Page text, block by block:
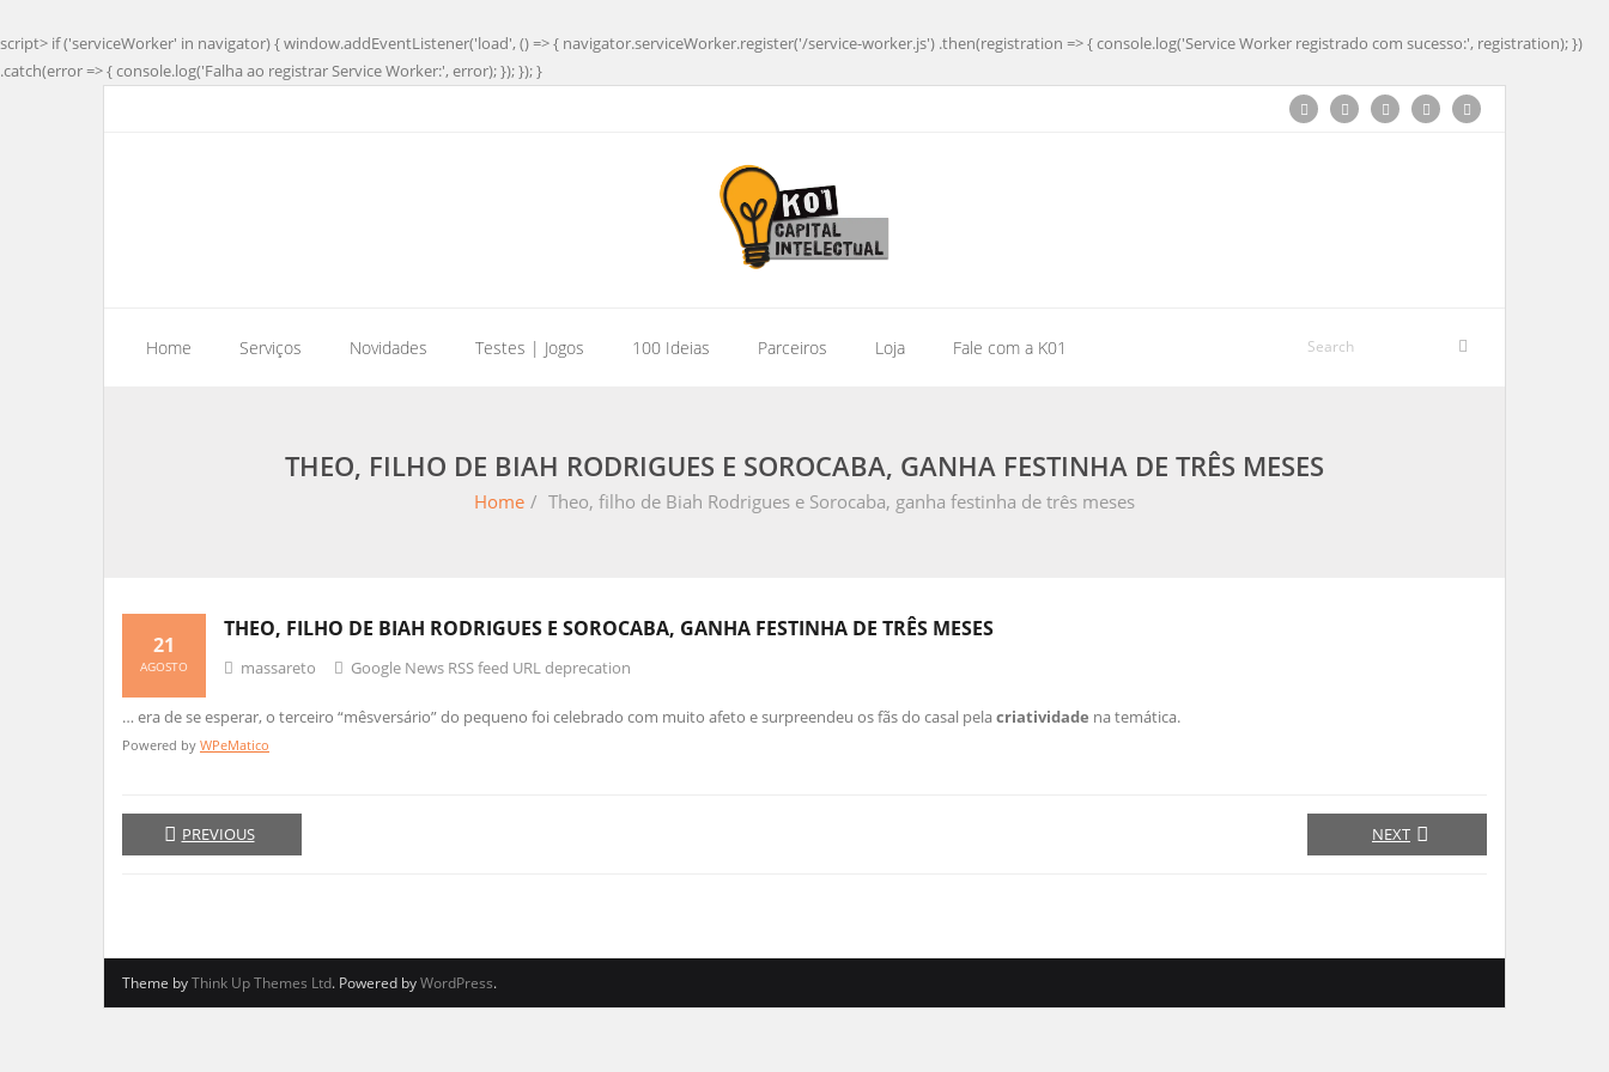
script> if ('serviceWorker' in navigator) { window.addEventListener('load', () => { navigator.serviceWorker.register('/service-worker.js') .then(registration => { console.log('Service Worker registrado com sucesso:', registration); })
.catch(error => { console.log('Falha ao registrar Service Worker:', error); }); }); }
Home Serviços Novidades Testes | Jogos 100 Ideias Parceiros Loja Fale com a K01
THEO, FILHO DE BIAH RODRIGUES E SOROCABA, GANHA FESTINHA DE TRÊS MESES
Home / Theo, filho de Biah Rodrigues e Sorocaba, ganha festinha de três meses
THEO, FILHO DE BIAH RODRIGUES E SOROCABA, GANHA FESTINHA DE TRÊS MESES
21
AGOSTO massareto Google News RSS feed URL deprecation
… era de se esperar, o terceiro “mêsversário” do pequeno foi celebrado com muito afeto e surpreendeu os fãs do casal pelacriatividade na temática.
Powered by WPeMatico
PREVIOUS NEXT
Theme byThink Up Themes Ltd. Powered byWordPress.